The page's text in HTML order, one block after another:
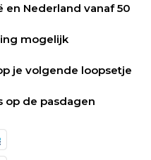
Nederland vanaf 50
mogelijk
je volgende loopsetje
op de pasdagen